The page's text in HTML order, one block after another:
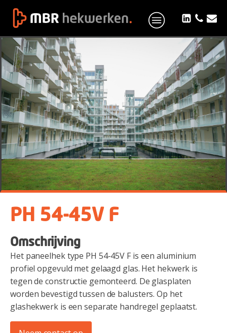
PH 54-45V F
Omschrijving
Het paneelhek type PH 54-45V F is een aluminium
profiel opgevuld met gelaagd glas. Het hekwerk is
tegen de constructie gemonteerd. De glasplaten
worden bevestigd tussen de balusters. Op het
glashekwerk is een separate handregel geplaatst.